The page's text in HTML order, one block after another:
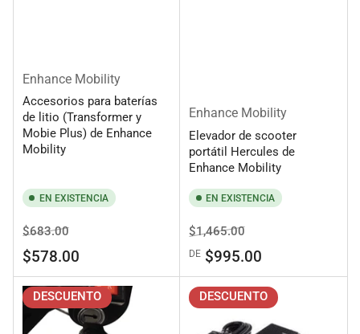
Enhance Mobility
Accesorios para baterías
de litio (Transformer y
Mobie Plus) de Enhance
Mobility
EN EXISTENCIA
Precio
regular
$683.00Precio
de
$578.00
Enhance Mobility
Elevador de scooter
portátil Hercules de
Enhance Mobility
EN EXISTENCIA
Precio
regular
$1,465.00Precio
de
DE $995.00
DESCUENTO DESCUENTO